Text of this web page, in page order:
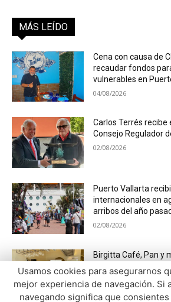
MÁS LEÍDO
Cena con causa de
recaudar fondos
vulnerables en
04/08/2026
Carlos Terrés recibe
Consejo Regulador
02/08/2026
Puerto Vallarta
internacionales en
arribos del año
02/08/2026
Birgitta Café, Pan y
servicio con esencia
Vallarta
01/08/2026
Usamos cookies para asegurarnos
mejor experiencia de navegación. Si
navegando significa que consientes